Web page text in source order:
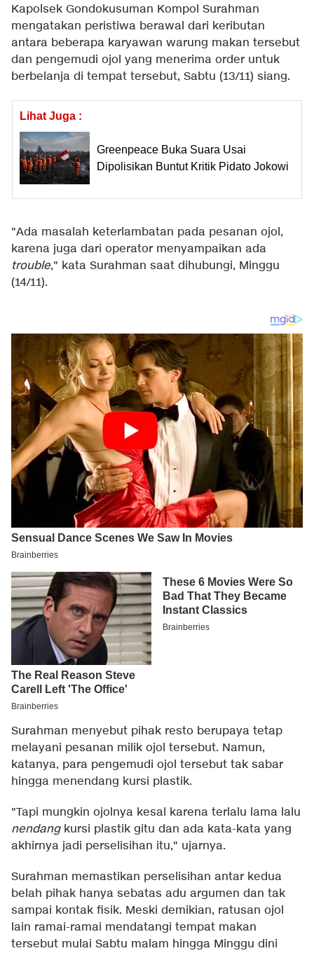
Kapolsek Gondokusuman Kompol Surahman
mengatakan peristiwa berawal dari keributan
antara beberapa karyawan warung makan tersebut
dan pengemudi ojol yang menerima order untuk
berbelanja di tempat tersebut, Sabtu (13/11) siang.
Lihat Juga :
Greenpeace Buka Suara Usai
Dipolisikan Buntut Kritik Pidato Jokowi
"Ada masalah keterlambatan pada pesanan ojol,
karena juga dari operator menyampaikan ada
trouble," kata Surahman saat dihubungi, Minggu
(14/11).
Surahman menyebut pihak resto berupaya tetap
melayani pesanan milik ojol tersebut. Namun,
katanya, para pengemudi ojol tersebut tak sabar
hingga menendang kursi plastik.
"Tapi mungkin ojolnya kesal karena terlalu lama lalu
nendangkursi plastik gitu dan ada kata-kata yang
akhirnya jadi perselisihan itu," ujarnya.
Surahman memastikan perselisihan antar kedua
belah pihak hanya sebatas adu argumen dan tak
sampai kontak fisik. Meski demikian, ratusan ojol
lain ramai-ramai mendatangi tempat makan
tersebut mulai Sabtu malam hingga Minggu dini